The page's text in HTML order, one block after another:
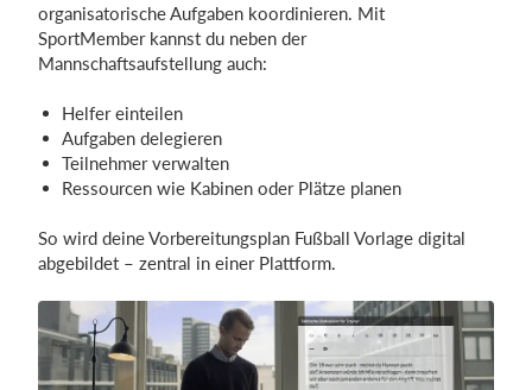
organisatorische Aufgaben koordinieren. Mit
SportMember kannst du neben der
Mannschaftsaufstellung auch:
Helfer einteilen
Aufgaben delegieren
Teilnehmer verwalten
Ressourcen wie Kabinen oder Plätze planen
So wird deine Vorbereitungsplan Fußball Vorlage digital
abgebildet – zentral in einer Plattform.